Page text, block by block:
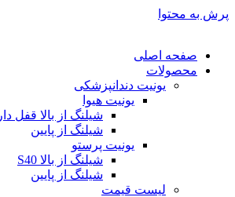
پرش به محتوا
صفحه اصلی
محصولات
یونیت دندانپزشکی
یونیت هیوا
شیلنگ از بالا قفل دار
شیلنگ از پایین
یونیت پرستو
شیلنگ از بالا S40
شیلنگ از پایین
لیست قیمت